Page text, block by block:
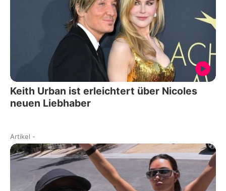
Keith Urban ist erleichtert über Nicoles
neuen Liebhaber
Artikel -